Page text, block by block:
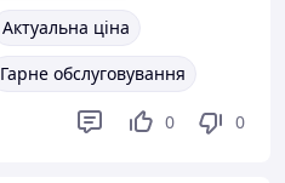
Актуальна ціна
Гарне обслуговування
0 0